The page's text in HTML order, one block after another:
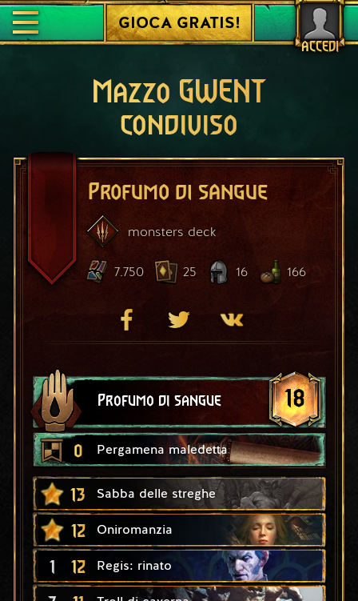
ACCEDI
GIOCA GRATIS!
Mazzo GWENT
condiviso
Profumo di sangue
monsters deck
7.750 25 16 166
Profumo di sangue 18
0 Pergamena maledetta
13 Sabba delle streghe
12 Oniromanzia
1 12 Regis: rinato